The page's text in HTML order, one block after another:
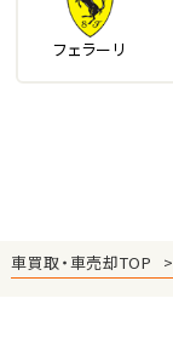
フェラーリ
車買取・車売却TOP